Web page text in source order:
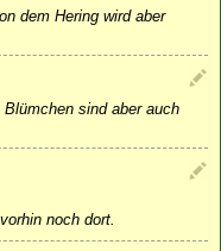
dem Hering wird aber
Blümchen sind aber auch
noch dort.